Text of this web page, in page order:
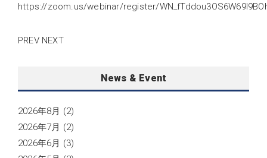
https://zoom.us/webinar/register/
PREV NEXT
News & Event
2026年8月 (2)
2026年7月 (2)
2026年6月 (3)